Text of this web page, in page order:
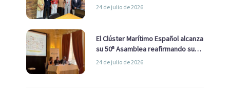
la Real Liga Naval avanzan alianzas
24 de julio de 2026
El Clúster Marítimo Español alcanza
su 50ª Asamblea reafirmando su
liderazgo en la Economía Azul
24 de julio de 2026